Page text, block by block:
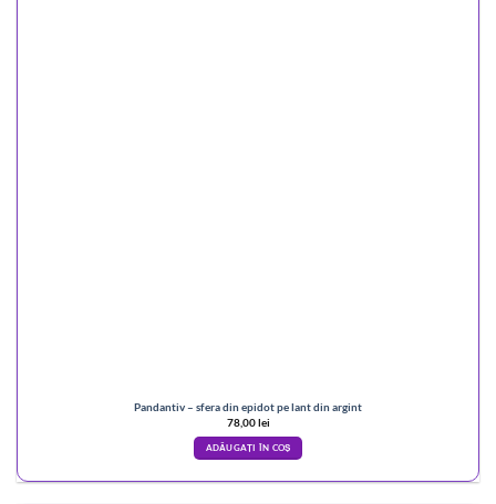
Pandantiv – sfera din epidot pe lant din argint
78,00lei
ADĂUGAȚI ÎN COȘ